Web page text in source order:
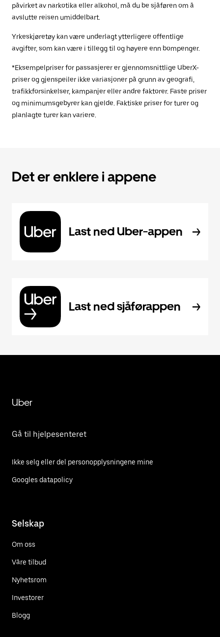
påvirket av narkotika eller alkohol, må du be sjåføren om å
avslutte reisen umiddelbart.
Yrkeskjøretøy kan være underlagt ytterligere offentlige
avgifter, som kan være i tillegg til og høyere enn bompenger.
*Eksempelpriser for passasjerer er gjennomsnittlige UberX-
priser og gjenspeiler ikke variasjoner på grunn av geografi,
trafikkforsinkelser, kampanjer eller andre faktorer. Faste priser
og minimumsgebyrer kan gjelde. Faktiske priser for turer og
planlagte turer kan variere.
Det er enklere i appene
Last ned Uber-appen
Last ned sjåførappen
Uber
Gå til hjelpesenteret
Ikke selg eller del personopplysningene mine
Googles datapolicy
Selskap
Om oss
Våre tilbud
Nyhetsrom
Investorer
Blogg